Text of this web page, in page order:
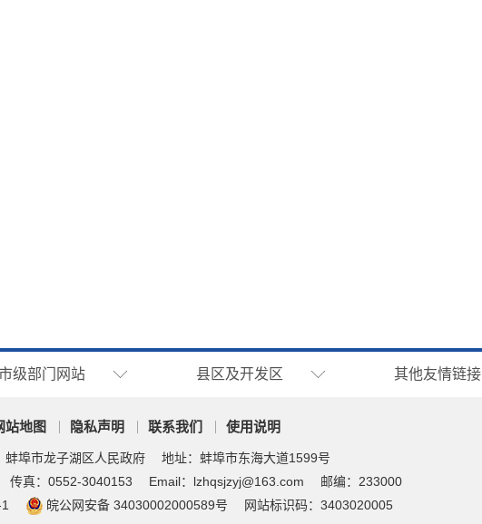
级部门网站 县区及开发区 其他友情链接
站地图 隐私声明 联系我们 使用说明
蚌埠市龙子湖区人民政府
地址：蚌埠市东海大道1599号
传真：0552-3040153 Email：lzhqsjzyj@163.com
邮编：233000
皖公网安备 34030002000589号 网站标识码：3403020005